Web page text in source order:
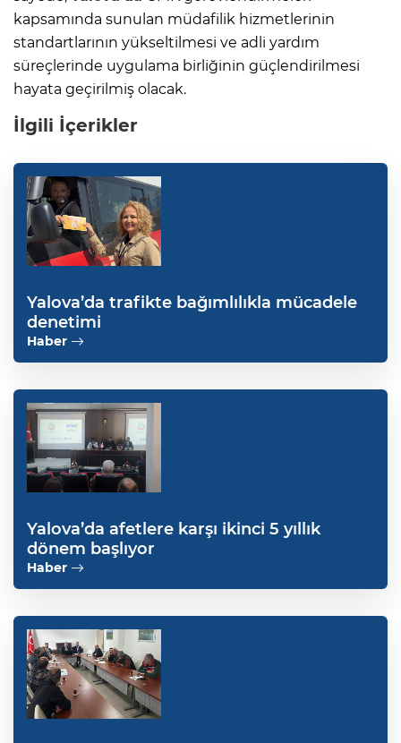
kapsamında sunulan müdafilik hizmetlerinin
standartlarının yükseltilmesi ve adli yardım
süreçlerinde uygulama birliğinin güçlendirilmesi
hayata geçirilmiş olacak.
İlgili İçerikler
Yalova’da trafikte bağımlılıkla mücadele
denetimi
Haber
Yalova’da afetlere karşı ikinci 5 yıllık
dönem başlıyor
Haber